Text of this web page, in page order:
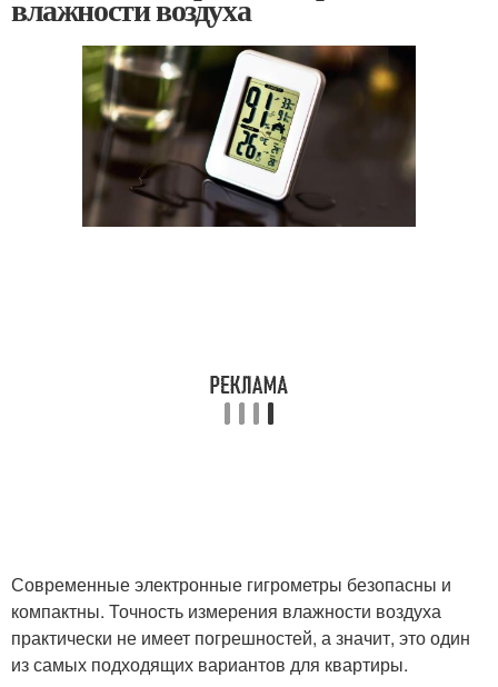
влажности воздуха
Современные электронные гигрометры безопасны и
компактны. Точность измерения влажности воздуха
практически не имеет погрешностей, а значит, это один
из самых подходящих вариантов для квартиры.